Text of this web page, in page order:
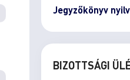
Jegyzőkönyv
BIZOTTSÁGI